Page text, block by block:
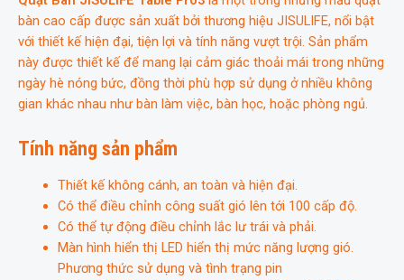
bàn cao cấp được sản xuất bởi thương hiệu JISULIFE, nổi bật
với thiết kế hiện đại, tiện lợi và tính năng vượt trội. Sản phẩm
này được thiết kế để mang lại cảm giác thoải mái trong những
ngày hè nóng bức, đồng thời phù hợp sử dụng ở nhiều không
gian khác nhau như bàn làm việc, bàn học, hoặc phòng ngủ.
Tính năng sản phẩm
Thiết kế không cánh, an toàn và hiện đại.
Có thể điều chỉnh công suất gió lên tới 100 cấp độ.
Có thể tự động điều chỉnh lắc lư trái và phải.
Màn hình hiển thị LED hiển thị mức năng lượng gió.
Phương thức sử dụng và tình trạng pin